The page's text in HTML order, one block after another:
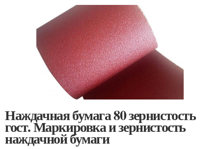
Наждачная бумага 80 зернистость
гост. Маркировка и зернистость
наждачной бумаги